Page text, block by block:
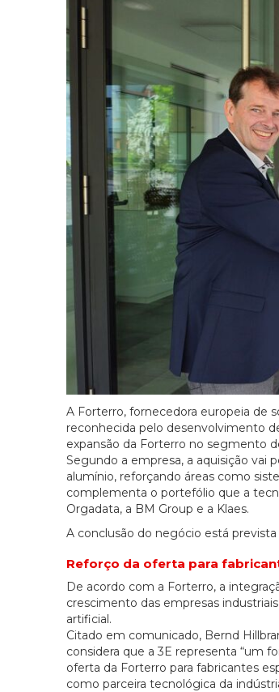
A Forterro, fornecedora europeia de
reconhecida pelo desenvolvimento
expansão da Forterro no segmento
Segundo a empresa, a aquisição vai
alumínio, reforçando áreas como
complementa o portefólio que a
Orgadata, a BM Group e a Klaes.
A conclusão do negócio está
Reforço da oferta para
De acordo com a Forterro, a
crescimento das empresas
artificial.
Citado em comunicado, Bernd
considera que a 3E representa “um
oferta da Forterro para fabricantes
como parceira tecnológica da